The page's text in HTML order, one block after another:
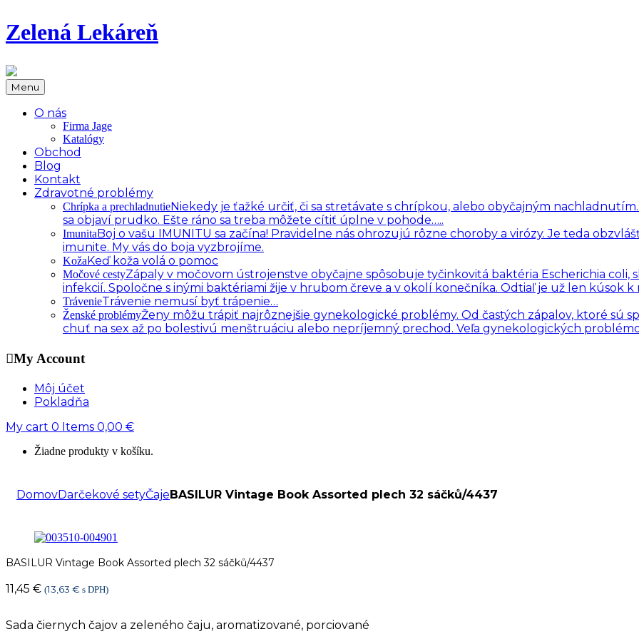
Zelená Lekáreň
Menu
O nás
Firma Jage
Katalógy
Obchod
Blog
Kontakt
Zdravotné problémy
Chrípka a prechladnutieNiekedy je ťažké určiť, či sa stretávate s chrípkou, alebo obyčajným
sa objaví prudko. Ešte ráno sa treba môžete cítiť úplne v pohode…..
ImunitaBoj o vašu IMUNITU sa začína! Pravidelne nás ohrozujú rôzne choroby a virózy. Je teda
imunite. My vás do boja vyzbrojíme.
KožaKeď koža volá o pomoc
Močové cestyZápaly v močovom ústrojenstve obyčajne spôsobuje tyčinkovitá baktéria Escherichia coli,
infekcií. Spoločne s inými baktériami žije v hrubom čreve a v okolí konečníka. Odtiaľ je už len kúsok k
TrávenieTrávenie nemusí byť trápenie…
Ženské problémyŽeny môžu trápiť najrôznejšie gynekologické problémy. Od častých zápalov, ktoré sú
chuť na sex až po bolestivú menštruáciu alebo nepríjemný prechod. Veľa gynekologických
My Account
Môj účet
Pokladňa
My cart 0 Items 0,00 €
Žiadne produkty v košíku.
DomovDarčekové setyČaje BASILUR Vintage Book Assorted plech 32 sáčků/4437
BASILUR Vintage Book Assorted plech 32 sáčků/4437
11,45 € (13,63 € s DPH)
Sada čiernych čajov a zeleného čaju, aromatizované, porciované